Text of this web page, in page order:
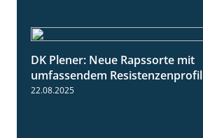
DK Plener: Neue Rapssorte mit
umfassendem Resistenzenprofil
22.08.2025